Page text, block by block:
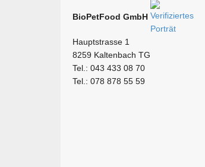
BioPetFood GmbH
Hauptstrasse 1
8259 Kaltenbach TG
Tel.: 043 433 08 70
Tel.: 078 878 55 59